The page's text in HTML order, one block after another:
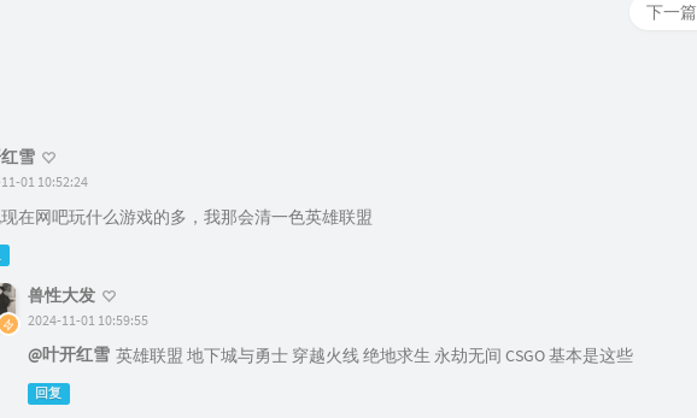
下一篇
雪
01 10:52:24
在网吧玩什么游戏的多，我那会清一色英雄联盟
兽性大发
2024-11-01 10:59:55
@叶开红雪 英雄联盟 地下城与勇士 穿越火线 绝地求生 永劫无间 CSGO 基本是这些
回复